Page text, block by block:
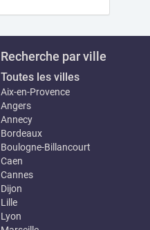
Recherche par ville
Toutes les villes
Aix-en-Provence
Angers
Annecy
Bordeaux
Boulogne-Billancourt
Caen
Cannes
Dijon
Lille
Lyon